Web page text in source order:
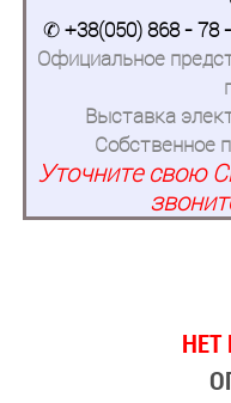
✆+38(050) 868 - 78
Официальное
Выставка
Собственное
Уточните свою